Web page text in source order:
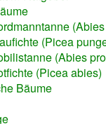
(Picea
(Abies
(Picea abies)
Bäume